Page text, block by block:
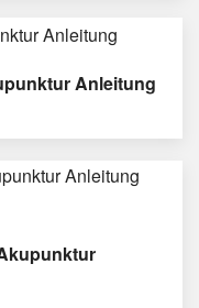
Anleitung